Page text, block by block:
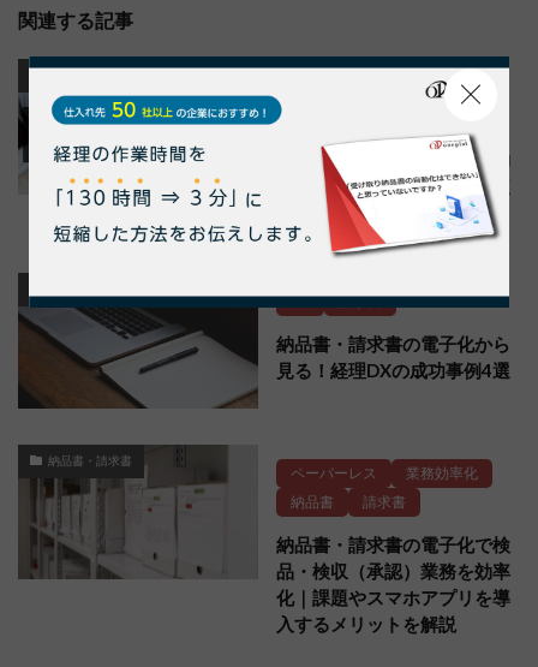
関連する記事
納品書
納品書・請求書管理とは？効
率化の方法や電子化の注意点
も解説
DX 請求書
納品書・請求書の電子化から
見る！経理DXの成功事例4選
納品書・請求書
ペーパーレス
業務効率化
納品書
請求書
納品書・請求書の電子化で検
品・検収（承認）業務を効率
化｜課題やスマホアプリを導
入するメリットを解説